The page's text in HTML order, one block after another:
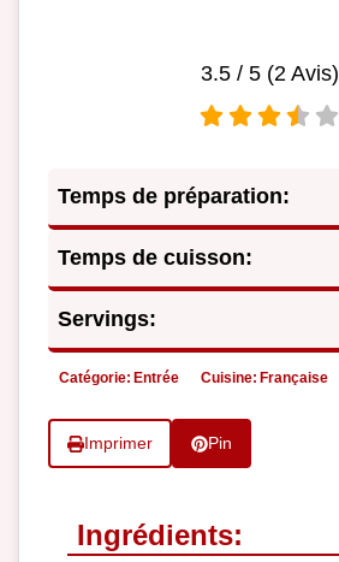
3.5/ 5 (2Avis)
Temps de préparation:
Temps de cuisson:
Servings:
Catégorie: Entrée Cuisine: Française
Imprimer Pin
Ingrédients: